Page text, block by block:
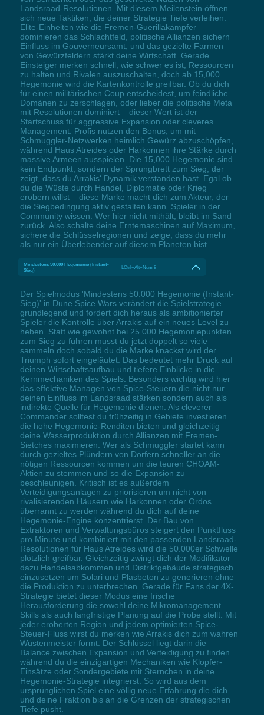
Landsraad-Resolutionen. Mit diesem Meilenstein öffnen
sich neue Taktiken, die deiner Strategie Tiefe verleihen:
Elite-Einheiten wie die Fremen-Guerillakämpfer
dominieren das Schlachtfeld, politische Allianzen sichern
Einfluss im Gouverneursamt, und das gezielte Farmen
von Gewürzfeldern stärkt deine Wirtschaft. Gerade
Einsteiger merken schnell, wie schwer es ist, Ressourcen
zu halten und Rivalen auszuschalten, doch ab 15,000
Hegemonie wird die Kartenkontrolle greifbar. Ob du dich
für einen militärischen Coup entscheidest, um feindliche
Domänen zu zerschlagen, oder lieber die politische Meta
mit Resolutionen dominiert – dieser Wert ist der
Startschuss für aggressive Expansion oder cleveres
Management. Profis nutzen den Bonus, um mit
Schmuggler-Netzwerken heimlich Gewürz abzuschöpfen,
während Haus Atreides oder Harkonnen ihre Stärke durch
massive Armeen ausspielen. Die 15,000 Hegemonie sind
kein Endpunkt, sondern der Sprungbrett zum Sieg, der
zeigt, dass du Arrakis‘ Dynamik verstanden hast. Egal ob
du die Wüste durch Handel, Diplomatie oder Krieg
erobern willst – diese Marke macht dich zum Akteur, der
die Siegbedingung aktiv gestalten kann. Spieler in der
Community wissen: Wer hier nicht mithält, bleibt im Sand
zurück. Also schalte deine Erntemaschinen auf Maximum,
sichere die Schlüsselregionen und zeige, dass du mehr
als nur ein Überlebender auf diesem Planeten bist.
Mindestens 50.000 Hegemonie (Instant-
Sieg)
LCtrl+Alt+Num 8
Der Spielmodus 'Mindestens 50.000 Hegemonie (Instant-
Sieg)' in Dune Spice Wars verändert die Spielstrategie
grundlegend und fordert dich heraus als ambitionierter
Spieler die Kontrolle über Arrakis auf ein neues Level zu
heben. Statt wie gewohnt bei 25.000 Hegemoniepunkten
zum Sieg zu führen musst du jetzt doppelt so viele
sammeln doch sobald du die Marke knackst wird der
Triumph sofort eingeläutet. Das bedeutet mehr Druck auf
deinen Wirtschaftsaufbau und tiefere Einblicke in die
Kernmechaniken des Spiels. Besonders wichtig wird hier
das effektive Managen von Spice-Steuern die nicht nur
deinen Einfluss im Landsraad stärken sondern auch als
indirekte Quelle für Hegemonie dienen. Als cleverer
Commander solltest du frühzeitig in Gebiete investieren
die hohe Hegemonie-Renditen bieten und gleichzeitig
deine Wasserproduktion durch Allianzen mit Fremen-
Sietches maximieren. Wer als Schmuggler startet kann
durch gezieltes Plündern von Dörfern schneller an die
nötigen Ressourcen kommen um die teuren CHOAM-
Aktien zu stemmen und so die Expansion zu
beschleunigen. Kritisch ist es außerdem
Verteidigungsanlagen zu priorisieren um nicht von
rivalisierenden Häusern wie Harkonnen oder Ordos
überrannt zu werden während du dich auf deine
Hegemonie-Engine konzentrierst. Der Bau von
Extraktoren und Verwaltungsbüros steigert den Punktfluss
pro Minute und kombiniert mit den passenden Landsraad-
Resolutionen für Haus Atreides wird die 50.000er Schwelle
plötzlich greifbar. Gleichzeitig zwingt dich der Modifikator
dazu Handelsabkommen und Distriktgebäude strategisch
einzusetzen um Solari und Plasbeton zu generieren ohne
die Produktion zu unterbrechen. Gerade für Fans der 4X-
Strategie bietet dieser Modus eine frische
Herausforderung die sowohl deine Mikromanagement
Skills als auch langfristige Planung auf die Probe stellt. Mit
jeder eroberten Region und jedem optimierten Spice-
Steuer-Fluss wirst du merken wie Arrakis dich zum wahren
Wüstenmeister formt. Der Schlüssel liegt darin die
Balance zwischen Expansion und Verteidigung zu finden
während du die einzigartigen Mechaniken wie Klopfer-
Einsätze oder Sondergebiete mit Sternchen in deine
Hegemonie-Strategie integrierst. So wird aus dem
ursprünglichen Spiel eine völlig neue Erfahrung die dich
und deine Fraktion bis an die Grenzen der strategischen
Tiefe pusht.